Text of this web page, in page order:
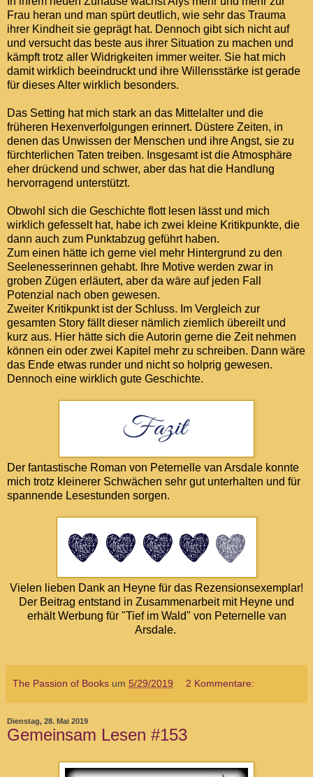
Frau heran und man spürt deutlich, wie sehr das Trauma
ihrer Kindheit sie geprägt hat. Dennoch gibt sich nicht auf
und versucht das beste aus ihrer Situation zu machen und
kämpft trotz aller Widrigkeiten immer weiter. Sie hat mich
damit wirklich beeindruckt und ihre Willensstärke ist gerade
für dieses Alter wirklich besonders.
Das Setting hat mich stark an das Mittelalter und die
früheren Hexenverfolgungen erinnert. Düstere Zeiten, in
denen das Unwissen der Menschen und ihre Angst, sie zu
fürchterlichen Taten treiben. Insgesamt ist die Atmosphäre
eher drückend und schwer, aber das hat die Handlung
hervorragend unterstützt.
Obwohl sich die Geschichte flott lesen lässt und mich
wirklich gefesselt hat, habe ich zwei kleine Kritikpunkte, die
dann auch zum Punktabzug geführt haben.
Zum einen hätte ich gerne viel mehr Hintergrund zu den
Seelenesserinnen gehabt. Ihre Motive werden zwar in
groben Zügen erläutert, aber da wäre auf jeden Fall
Potenzial nach oben gewesen.
Zweiter Kritikpunkt ist der Schluss. Im Vergleich zur
gesamten Story fällt dieser nämlich ziemlich übereilt und
kurz aus. Hier hätte sich die Autorin gerne die Zeit nehmen
können ein oder zwei Kapitel mehr zu schreiben. Dann wäre
das Ende etwas runder und nicht so holprig gewesen.
Dennoch eine wirklich gute Geschichte.
Der fantastische Roman von Peternelle van Arsdale konnte
mich trotz kleinerer Schwächen sehr gut unterhalten und für
spannende Lesestunden sorgen.
Vielen lieben Dank an Heyne für das Rezensionsexemplar!
Der Beitrag entstand in Zusammenarbeit mit Heyne und
erhält Werbung für "Tief im Wald" von Peternelle van
Arsdale.
The Passion of Books um 5/29/2019 2 Kommentare:
Dienstag, 28. Mai 2019
Gemeinsam Lesen #153